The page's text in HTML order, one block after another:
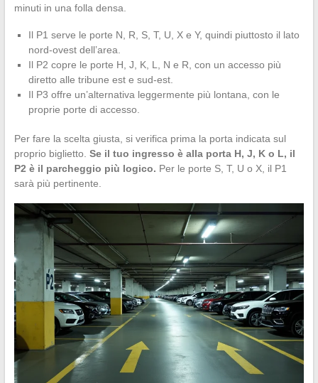
minuti in una folla densa.
Il P1 serve le porte N, R, S, T, U, X e Y, quindi piuttosto il lato
nord-ovest dell’area.
Il P2 copre le porte H, J, K, L, N e R, con un accesso più
diretto alle tribune est e sud-est.
Il P3 offre un’alternativa leggermente più lontana, con le
proprie porte di accesso.
Per fare la scelta giusta, si verifica prima la porta indicata sul
proprio biglietto. Se il tuo ingresso è alla porta H, J, K o L, il
P2 è il parcheggio più logico. Per le porte S, T, U o X, il P1
sarà più pertinente.